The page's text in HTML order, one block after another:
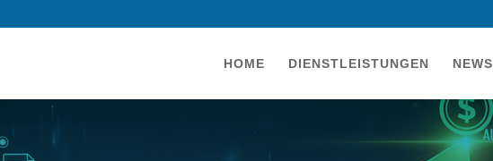
HOME DIENSTLEISTUNGEN NEWS